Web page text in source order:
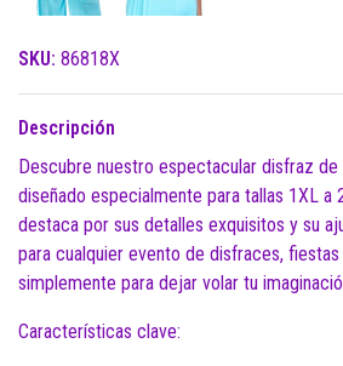
SKU: 86818X
Descripción
Descubre nuestro espectacular disfraz
diseñado especialmente para tallas 1XL a
destaca por sus detalles exquisitos y su
para cualquier evento de disfraces,
simplemente para dejar volar tu
Características clave: